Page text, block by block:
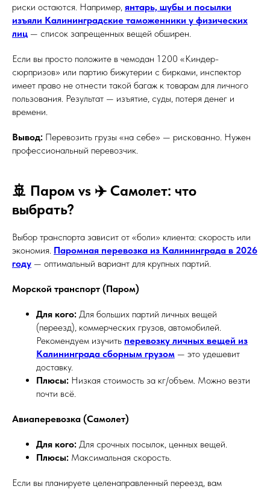
риски остаются. Например, янтарь, шубы и посылки
изъяли Калининградские таможенники у физических
лиц — список запрещенных вещей обширен.
Если вы просто положите в чемодан 1200 «Киндер-
сюрпризов» или партию бижутерии с бирками, инспектор
имеет право не отнести такой багаж к товарам для личного
пользования. Результат — изъятие, суды, потеря денег и
времени.
Вывод: Перевозить грузы «на себе» — рискованно. Нужен
профессиональный перевозчик.
🚢 Паром vs ✈️ Самолет: что
выбрать?
Выбор транспорта зависит от «боли» клиента: скорость или
экономия. Паромная перевозка из Калининграда в 2026
году — оптимальный вариант для крупных партий.
Морской транспорт (Паром)
Для кого: Для больших партий личных вещей
(переезд), коммерческих грузов, автомобилей.
Рекомендуем изучить перевозку личных вещей из
Калининграда сборным грузом — это удешевит
доставку.
Плюсы: Низкая стоимость за кг/объем. Можно везти
почти всё.
Авиаперевозка (Самолет)
Для кого: Для срочных посылок, ценных вещей.
Плюсы: Максимальная скорость.
Если вы планируете целенаправленный переезд, вам